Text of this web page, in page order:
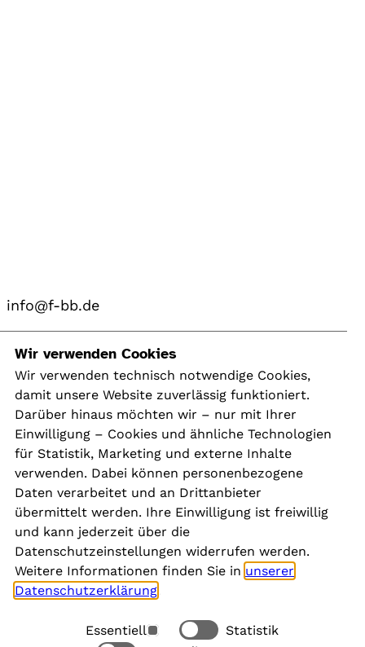
info@f-bb.de
Navigation
Kontakt
Presse
Aktuelles
Karriere
Newsletter
Social Media
Wir verwenden Cookies
Wir verwenden technisch notwendige Cookies,
damit unsere Website zuverlässig funktioniert.
Darüber hinaus möchten wir – nur mit Ihrer
Einwilligung – Cookies und ähnliche Technologien
für Statistik, Marketing und externe Inhalte
verwenden. Dabei können personenbezogene
Daten verarbeitet und an Drittanbieter
übermittelt werden. Ihre Einwilligung ist freiwillig
und kann jederzeit über die
Datenschutzeinstellungen widerrufen werden.
Weitere Informationen finden Sie in unserer
Datenschutzerklärung
Essentiell
Statistik